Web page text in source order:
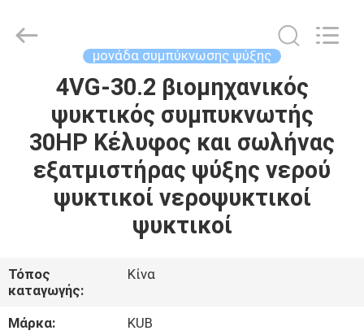
ΣΠΊΤΙ
ΠΡΟΪΌΝΤΑ
ΕΜΦΆΝΙΣΗ
ΠΕΡΊΠΟΥ
ΕΜΕΊΣ
μονάδα συμπύκνωσης ψύξης
4VG-30.2 βιομηχανικός
ψυκτικός συμπυκνωτής
30HP Κέλυφος και σωλήνας
εξατμιστήρας ψύξης νερού
ψυκτικοί νεροψυκτικοί
ψυκτικοί
Τόπος
καταγωγής:
Κίνα
Μάρκα:
KUB